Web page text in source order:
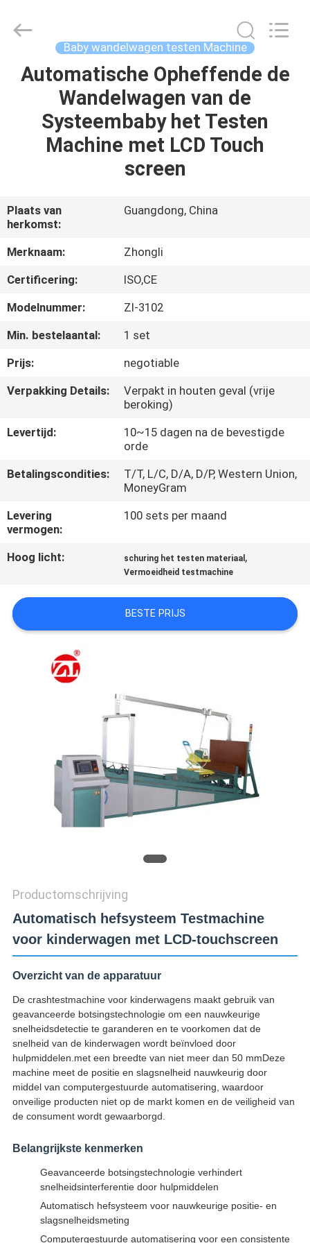
HUIS
PRODUCTEN
ONGEVEER
ONS
FABRIEKSREIS
KWALITEITSCONTROLE
CONTACTEER
ONS
NIEUWS
VERZOEK
CITAAT
VR
SITEMAP
PRIVACY
Technology
Reserved.
Baby wandelwagen testen Machine
Automatische Opheffende de
Wandelwagen van de
Systeembaby het Testen
Machine met LCD Touch
screen
Plaats van
herkomst:
Guangdong, China
Merknaam:
Zhongli
Certificering:
ISO,CE
Modelnummer:
Zl-3102
Min. bestelaantal:
1 set
Prijs:
negotiable
Verpakking Details:
Verpakt in houten geval (vrije
beroking)
Levertijd:
10~15 dagen na de bevestigde
orde
Betalingscondities:
T/T, L/C, D/A, D/P, Western Union,
MoneyGram
Levering
vermogen:
100 sets per maand
Hoog licht: schuring het testen materiaal ,
Vermoeidheid testmachine
BESTE PRIJS
Productomschrijving
Automatisch hefsysteem Testmachine
voor kinderwagen met LCD-touchscreen
Overzicht van de apparatuur
De crashtestmachine voor kinderwagens maakt gebruik van
geavanceerde botsingstechnologie om een nauwkeurige
snelheidsdetectie te garanderen en te voorkomen dat de
snelheid van de kinderwagen wordt beïnvloed door
hulpmiddelen.met een breedte van niet meer dan 50 mmDeze
machine meet de positie en slagsnelheid nauwkeurig door
middel van computergestuurde automatisering, waardoor
onveilige producten niet op de markt komen en de veiligheid van
de consument wordt gewaarborgd.
Belangrijkste kenmerken
Geavanceerde botsingstechnologie verhindert
snelheidsinterferentie door hulpmiddelen
Automatisch hefsysteem voor nauwkeurige positie- en
slagsnelheidsmeting
Computergestuurde automatisering voor een consistente